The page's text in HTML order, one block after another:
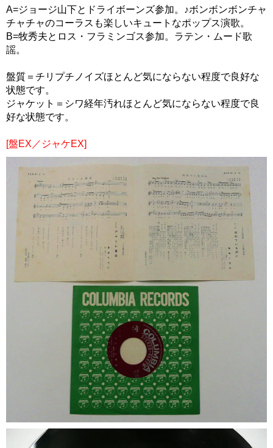
A=ジョージ山下とドライボーンズ参加。♪ボンボンボンチャ
チャチャのコーラスも楽しいキュートなポップス演歌。
B=牧秀夫とロス・フラミンゴス参加。ラテン・ムード歌
謡。
盤質＝チリプチノイズほとんど気にならない程度で良好な
状態です。
ジャケット＝シワ経年汚れほとんど気にならない程度で良
好な状態です。
[盤EX／ジャケEX]